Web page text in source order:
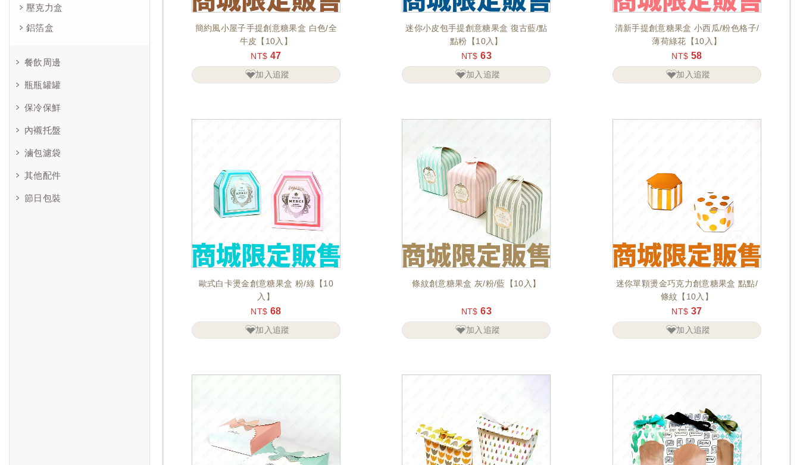
壓克力盒
鋁箔盒
餐飲周邊
瓶瓶罐罐
保冷保鮮
內襯托盤
滷包濾袋
其他配件
節日包裝
簡約風小屋子手提創意糖果盒 白色/全
牛皮【10入】
NT$ 47
加入追蹤
迷你小皮包手提創意糖果盒 復古藍/點
點粉【10入】
NT$ 63
加入追蹤
清新手提創意糖果盒 小西瓜/粉色格子/
薄荷綠花【10入】
NT$ 58
加入追蹤
歐式白卡燙金創意糖果盒 粉/綠【10
入】
NT$ 68
加入追蹤
條紋創意糖果盒 灰/粉/藍【10入】
NT$ 63
加入追蹤
迷你單顆燙金巧克力創意糖果盒 點點/
條紋【10入】
NT$ 37
加入追蹤